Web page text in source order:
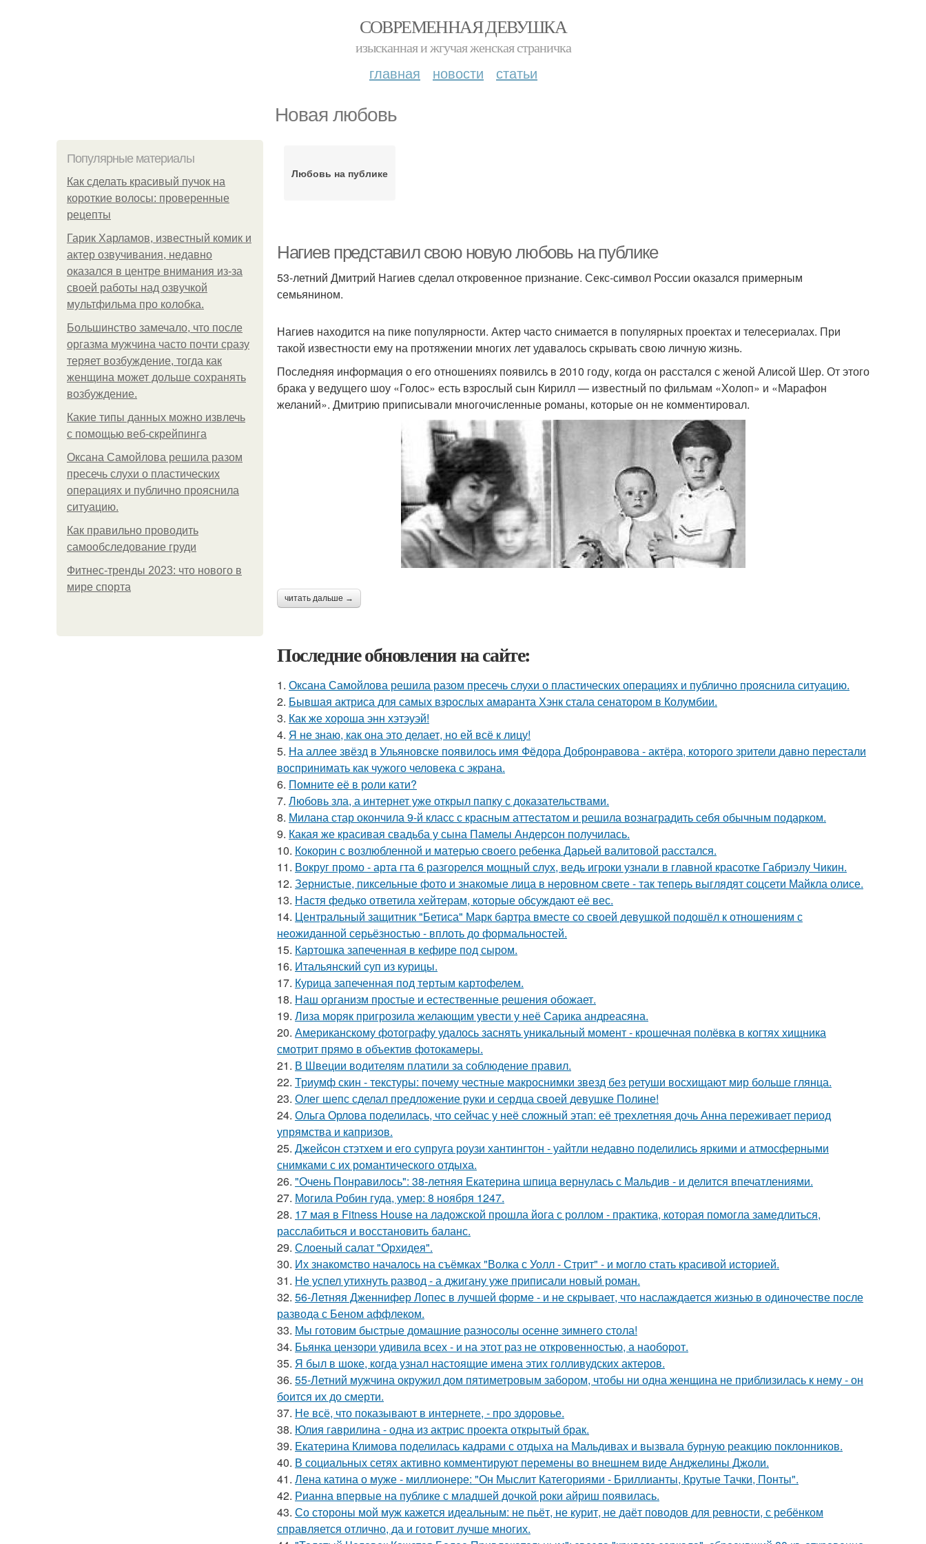
СОВРЕМЕННАЯ ДЕВУШКА
изысканная и жгучая женская страничка
главная новости статьи
Новая любовь
Популярные материалы
Как сделать красивый пучок на
короткие волосы: проверенные
рецепты
Гарик Харламов, известный комик и
актер озвучивания, недавно
оказался в центре внимания из-за
своей работы над озвучкой
мультфильма про колобка.
Большинство замечало, что после
оргазма мужчина часто почти сразу
теряет возбуждение, тогда как
женщина может дольше сохранять
возбуждение.
Какие типы данных можно извлечь
с помощью веб-скрейпинга
Оксана Самойлова решила разом
пресечь слухи о пластических
операциях и публично прояснила
ситуацию.
Как правильно проводить
самообследование груди
Фитнес-тренды 2023: что нового в
мире спорта
Любовь на публике
Нагиев представил свою новую любовь на публике
53-летний Дмитрий Нагиев сделал откровенное признание. Секс-символ России оказался примерным
семьянином.
Нагиев находится на пике популярности. Актер часто снимается в популярных проектах и телесериалах. При
такой известности ему на протяжении многих лет удавалось скрывать свою личную жизнь.
Последняя информация о его отношениях появилсь в 2010 году, когда он расстался с женой Алисой Шер. От этого
брака у ведущего шоу «Голос» есть взрослый сын Кирилл — известный по фильмам «Холоп» и «Марафон
желаний». Дмитрию приписывали многочисленные романы, которые он не комментировал.
читать дальше →
Последние обновления на сайте:
1. Оксана Самойлова решила разом пресечь слухи о пластических операциях и публично прояснила ситуацию.
2. Бывшая актриса для самых взрослых амаранта Хэнк стала сенатором в Колумбии.
3. Как же хороша энн хэтэуэй!
4. Я не знаю, как она это делает, но ей всё к лицу!
5. На аллее звёзд в Ульяновске появилось имя Фёдора Добронравова - актёра, которого зрители давно перестали
воспринимать как чужого человека с экрана.
6. Помните её в роли кати?
7. Любовь зла, а интернет уже открыл папку с доказательствами.
8. Милана стар окончила 9-й класс с красным аттестатом и решила вознаградить себя обычным подарком.
9. Какая же красивая свадьба у сына Памелы Андерсон получилась.
10. Кокорин с возлюбленной и матерью своего ребенка Дарьей валитовой расстался.
11. Вокруг промо - арта гта 6 разгорелся мощный слух, ведь игроки узнали в главной красотке Габриэлу Чикин.
12. Зернистые, пиксельные фото и знакомые лица в неровном свете - так теперь выглядят соцсети Майкла олисе.
13. Настя федько ответила хейтерам, которые обсуждают её вес.
14. Центральный защитник "Бетиса" Марк бартра вместе со своей девушкой подошёл к отношениям с
неожиданной серьёзностью - вплоть до формальностей.
15. Картошка запеченная в кефире под сыром.
16. Итальянский суп из курицы.
17. Курица запеченная под тертым картофелем.
18. Наш организм простые и естественные решения обожает.
19. Лиза моряк пригрозила желающим увести у неё Сарика андреасяна.
20. Американскому фотографу удалось заснять уникальный момент - крошечная полёвка в когтях хищника
смотрит прямо в объектив фотокамеры.
21. В Швеции водителям платили за соблюдение правил.
22. Триумф скин - текстуры: почему честные макроснимки звезд без ретуши восхищают мир больше глянца.
23. Олег шепс сделал предложение руки и сердца своей девушке Полине!
24. Ольга Орлова поделилась, что сейчас у неё сложный этап: её трехлетняя дочь Анна переживает период
упрямства и капризов.
25. Джейсон стэтхем и его супруга роузи хантингтон - уайтли недавно поделились яркими и атмосферными
снимками с их романтического отдыха.
26. "Очень Понравилось": 38-летняя Екатерина шпица вернулась с Мальдив - и делится впечатлениями.
27. Могила Робин гуда, умер: 8 ноября 1247.
28. 17 мая в Fitness House на ладожской прошла йога с роллом - практика, которая помогла замедлиться,
расслабиться и восстановить баланс.
29. Слоеный салат "Орхидея".
30. Их знакомство началось на съёмках "Волка с Уолл - Стрит" - и могло стать красивой историей.
31. Не успел утихнуть развод - а джигану уже приписали новый роман.
32. 56-Летняя Дженнифер Лопес в лучшей форме - и не скрывает, что наслаждается жизнью в одиночестве после
развода с Беном аффлеком.
33. Мы готовим быстрые домашние разносолы осенне зимнего стола!
34. Бьянка цензори удивила всех - и на этот раз не откровенностью, а наоборот.
35. Я был в шоке, когда узнал настоящие имена этих голливудских актеров.
36. 55-Летний мужчина окружил дом пятиметровым забором, чтобы ни одна женщина не приблизилась к нему - он
боится их до смерти.
37. Не всё, что показывают в интернете, - про здоровье.
38. Юлия гаврилина - одна из актрис проекта открытый брак.
39. Екатерина Климова поделилась кадрами с отдыха на Мальдивах и вызвала бурную реакцию поклонников.
40. В социальных сетях активно комментируют перемены во внешнем виде Анджелины Джоли.
41. Лена катина о муже - миллионере: "Он Мыслит Категориями - Бриллианты, Крутые Тачки, Понты".
42. Рианна впервые на публике с младшей дочкой роки айриш появилась.
43. Со стороны мой муж кажется идеальным: не пьёт, не курит, не даёт поводов для ревности, с ребёнком
справляется отлично, да и готовит лучше многих.